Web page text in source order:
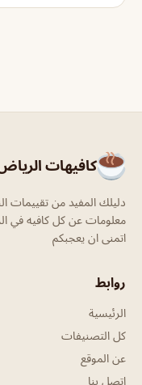
كافيهات
دليلك المفيد من تقييمات
معلومات عن كل كافيه في
اتمنى ان يعجبكم
روابط
الرئيسية
كل التصنيفات
عن الموقع
اتصل بنا